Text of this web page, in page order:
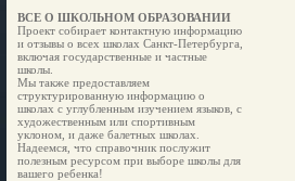
ВСЕ О ШКОЛЬНОМ ОБРАЗОВАНИИ
Проект собирает контактную информацию
и отзывы о всех школах Санкт-Петербурга,
включая государственные и частные
школы.
Мы также предоставляем
структурированную информацию о
школах с углубленным изучением языков, с
художественным или спортивным
уклоном, и даже балетных школах.
Надеемся, что справочник послужит
полезным ресурсом при выборе школы для
вашего ребенка!